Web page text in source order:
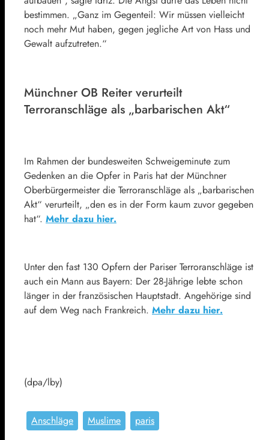
bestimmen. „Ganz im Gegenteil: Wir müssen vielleicht
noch mehr Mut haben, gegen jegliche Art von Hass und
Gewalt aufzutreten.“
Münchner OB Reiter verurteilt
Terroranschläge als „barbarischen Akt“
Im Rahmen der bundesweiten Schweigeminute zum
Gedenken an die Opfer in Paris hat der Münchner
Oberbürgermeister die Terroranschläge als „barbarischen
Akt“ verurteilt, „den es in der Form kaum zuvor gegeben
hat“. Mehr dazu hier.
Unter den fast 130 Opfern der Pariser Terroranschläge ist
auch ein Mann aus Bayern: Der 28-Jährige lebte schon
länger in der französischen Hauptstadt. Angehörige sind
auf dem Weg nach Frankreich. Mehr dazu hier.
(dpa/lby)
Anschläge Muslime paris